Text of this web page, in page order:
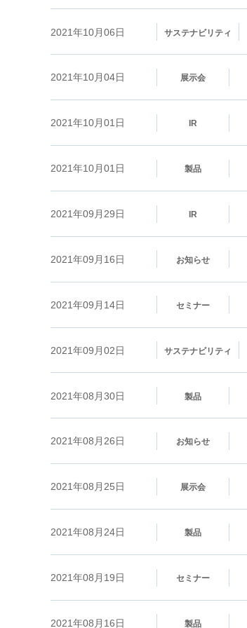
2021年10月06日 サステナビリティ
2021年10月04日 展示会
2021年10月01日 IR
2021年10月01日 製品
2021年09月29日 IR
2021年09月16日 お知らせ
2021年09月14日 セミナー
2021年09月02日 サステナビリティ
2021年08月30日 製品
2021年08月26日 お知らせ
2021年08月25日 展示会
2021年08月24日 製品
2021年08月19日 セミナー
2021年08月16日 製品